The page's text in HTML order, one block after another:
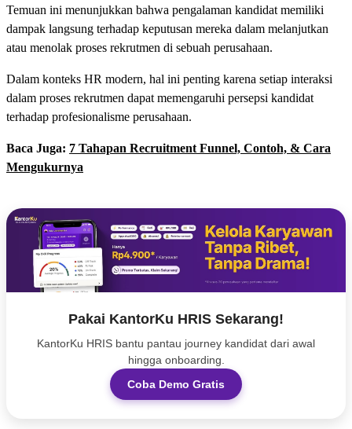
Temuan ini menunjukkan bahwa pengalaman kandidat memiliki
dampak langsung terhadap keputusan mereka dalam melanjutkan
atau menolak proses rekrutmen di sebuah perusahaan.
Dalam konteks HR modern, hal ini penting karena setiap interaksi
dalam proses rekrutmen dapat memengaruhi persepsi kandidat
terhadap profesionalisme perusahaan.
Baca Juga: 7 Tahapan Recruitment Funnel, Contoh, & Cara
Mengukurnya
Pakai KantorKu HRIS Sekarang!
KantorKu HRIS bantu pantau journey kandidat dari awal
hingga onboarding.
Coba Demo Gratis